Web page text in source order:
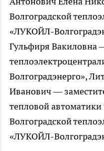
Волгоградской
«ЛУКОЙЛ-
Гульфиря Вакиловна
Волгоградэнерго»,
Иванович —
тепловой
Волгоградской
«ЛУКОЙЛ-